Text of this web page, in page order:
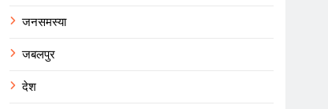
जनसमस्या
जबलपुर
देश